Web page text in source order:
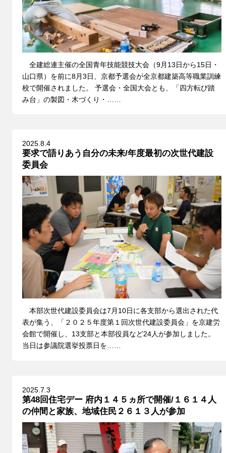
全建総連主催の全国青年技能競技大会（9月13日から15日・
山口県）を前に8月3日、京都予選会が全京都建築高等職業訓練
校で開催されました。 予選会・全国大会とも、「四方転び踏
み台」の製図・木づくり・……
2025.8.4
要求で語りあう自分の未来/年度最初の次世代建設
委員会
本部次世代建設委員会は7月10日に各支部から選出された代
表が集う、「２０２５年度第１回次世代建設委員会」を京建労
会館で開催し、13支部と本部役員など24人が参加しました。
当日は参議院選挙投票日を……
2025.7.3
第48回住宅デー 府内１４５ヵ所で開催/１６１４人
の仲間と家族、地域住民２６１３人が参加